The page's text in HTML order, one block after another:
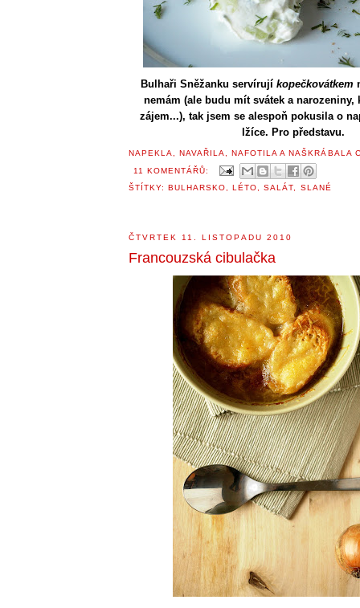
Bulhaři Sněžanku servírují kopečkovátkem
nemám (ale budu mít svátek a narozeniny,
zájem...), tak jsem se alespoň pokusila o
lžíce. Pro představu.
NAPEKLA, NAVAŘILA, NAFOTILA A NAŠKRÁBALA
11 KOMENTÁŘŮ:
ŠTÍTKY:BULHARSKO,LÉTO,SALÁT, SLANÉ
ČTVRTEK 11. LISTOPADU 2010
Francouzská cibulačka